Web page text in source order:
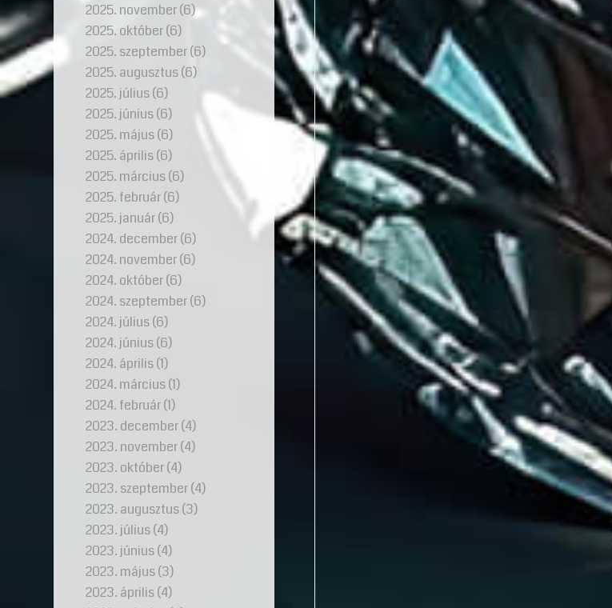
2025. november(6)
2025. október(6)
2025. szeptember(6)
2025. augusztus(6)
2025. július(6)
2025. június(6)
2025. május(6)
2025. április(6)
2025. március(6)
2025. február(6)
2025. január(6)
2024. december(6)
2024. november(6)
2024. október(6)
2024. szeptember(6)
2024. július(6)
2024. június(6)
2024. április(1)
2024. március(1)
2024. február(1)
2023. december(4)
2023. november(4)
2023. október(4)
2023. szeptember(4)
2023. augusztus(3)
2023. július(4)
2023. június(4)
2023. május(3)
2023. április(4)